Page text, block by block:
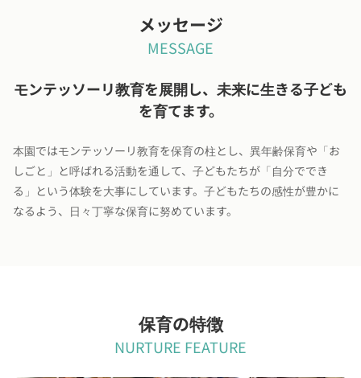
メッセージ
MESSAGE
モンテッソーリ教育を展開し、未来に生きる子ども
を育てます。
本園ではモンテッソーリ教育を保育の柱とし、異年齢保育や「お
しごと」と呼ばれる活動を通して、子どもたちが「自分ででき
る」という体験を大事にしています。子どもたちの感性が豊かに
なるよう、日々丁寧な保育に努めています。
保育の特徴
NURTURE FEATURE